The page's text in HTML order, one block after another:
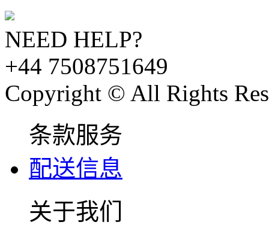
NEED HELP?
+44 7508751649
Copyright © All Rights
条款服务
配送信息
关于我们